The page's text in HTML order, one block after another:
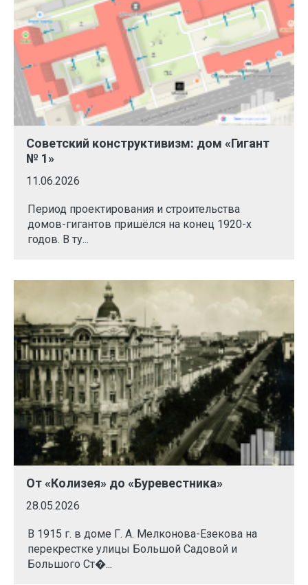
Советский конструктивизм: дом «Гигант
№ 1»
11.06.2026
Период проектирования и строительства
домов-гигантов пришёлся на конец 1920-х
годов. В ту...
От «Колизея» до «Буревестника»
28.05.2026
В 1915 г. в доме Г. А. Мелконова-Езекова на
перекрестке улицы Большой Садовой и
Большого Ст�...